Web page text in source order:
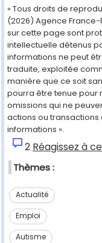
« Tous droits de
(2026) Agence
sur cette page sont
intellectuelle détenus
informations ne peut
traduite, exploitée
manière que ce soit
pourra être tenue pour
omissions qui ne
actions ou
informations ».
2 Réagissez à
Thèmes :
Actualité
Emploi
Autisme